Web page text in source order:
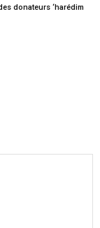
donateurs ‘harédim